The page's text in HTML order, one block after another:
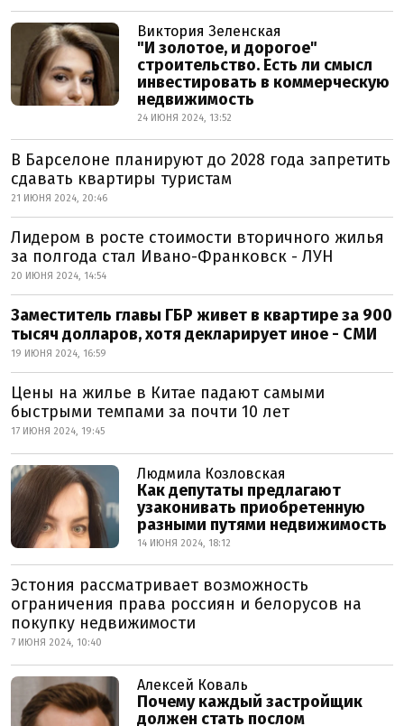
Виктория Зеленская
"И золотое, и дорогое"
строительство. Есть ли смысл
инвестировать в коммерческую
недвижимость
24 ИЮНЯ 2024, 13:52
В Барселоне планируют до 2028 года запретить
сдавать квартиры туристам
21 ИЮНЯ 2024, 20:46
Лидером в росте стоимости вторичного жилья
за полгода стал Ивано-Франковск - ЛУН
20 ИЮНЯ 2024, 14:54
Заместитель главы ГБР живет в квартире за 900
тысяч долларов, хотя декларирует иное - СМИ
19 ИЮНЯ 2024, 16:59
Цены на жилье в Китае падают самыми
быстрыми темпами за почти 10 лет
17 ИЮНЯ 2024, 19:45
Людмила Козловская
Как депутаты предлагают
узаконивать приобретенную
разными путями недвижимость
14 ИЮНЯ 2024, 18:12
Эстония рассматривает возможность
ограничения права россиян и белорусов на
покупку недвижимости
7 ИЮНЯ 2024, 10:40
Алексей Коваль
Почему каждый застройщик
должен стать послом